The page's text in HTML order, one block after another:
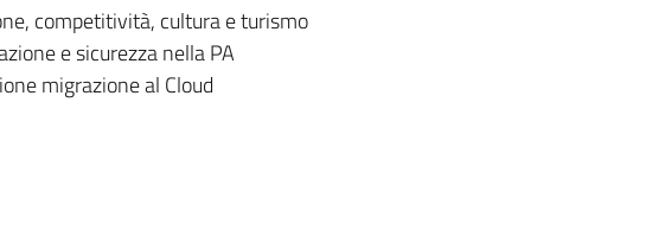
competitività, cultura e turismo
e sicurezza nella PA
migrazione al Cloud